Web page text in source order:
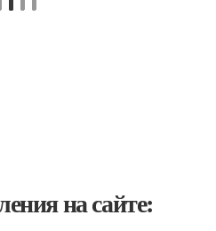
на сайте: